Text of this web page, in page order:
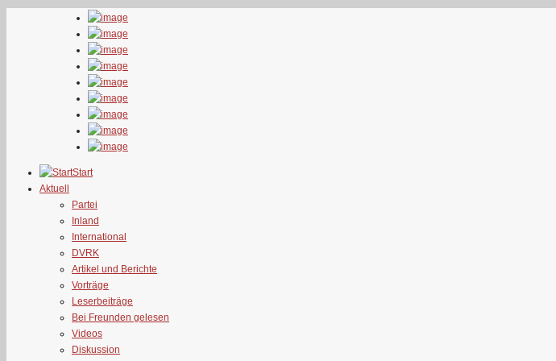
Start
Aktuell
Partei
Inland
International
DVRK
Artikel und Berichte
Vorträge
Leserbeiträge
Bei Freunden gelesen
Videos
Diskussion